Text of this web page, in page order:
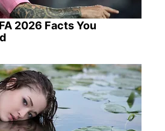
2026 Facts You